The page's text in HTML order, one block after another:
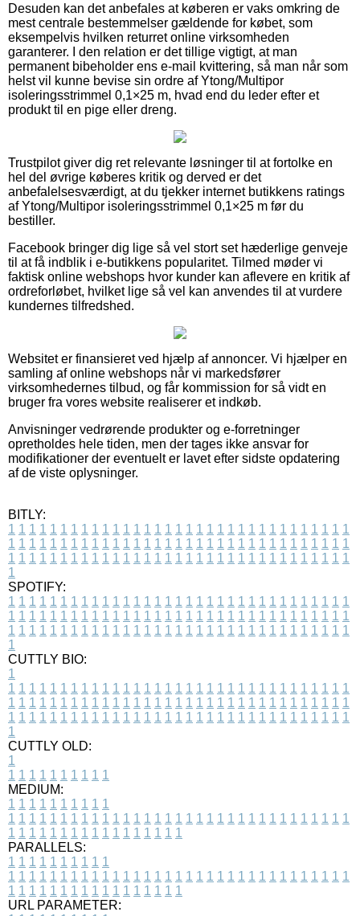
Desuden kan det anbefales at køberen er vaks omkring de
mest centrale bestemmelser gældende for købet, som
eksempelvis hvilken returret online virksomheden
garanterer. I den relation er det tillige vigtigt, at man
permanent bibeholder ens e-mail kvittering, så man når som
helst vil kunne bevise sin ordre af Ytong/Multipor
isoleringsstrimmel 0,1×25 m, hvad end du leder efter et
produkt til en pige eller dreng.
Trustpilot giver dig ret relevante løsninger til at fortolke en
hel del øvrige køberes kritik og derved er det
anbefalelsesværdigt, at du tjekker internet butikkens ratings
af Ytong/Multipor isoleringsstrimmel 0,1×25 m før du
bestiller.
Facebook bringer dig lige så vel stort set hæderlige genveje
til at få indblik i e-butikkens popularitet. Tilmed møder vi
faktisk online webshops hvor kunder kan aflevere en kritik af
ordreforløbet, hvilket lige så vel kan anvendes til at vurdere
kundernes tilfredshed.
Websitet er finansieret ved hjælp af annoncer. Vi hjælper en
samling af online webshops når vi markedsfører
virksomhedernes tilbud, og får kommission for så vidt en
bruger fra vores website realiserer et indkøb.
Anvisninger vedrørende produkter og e-forretninger
opretholdes hele tiden, men der tages ikke ansvar for
modifikationer der eventuelt er lavet efter sidste opdatering
af de viste oplysninger.
BITLY:
1 1 1 1 1 1 1 1 1 1 1 1 1 1 1 1 1 1 1 1 1 1 1 1 1 1 1 1 1 1 1 1 1
1 1 1 1 1 1 1 1 1 1 1 1 1 1 1 1 1 1 1 1 1 1 1 1 1 1 1 1 1 1 1 1 1
1 1 1 1 1 1 1 1 1 1 1 1 1 1 1 1 1 1 1 1 1 1 1 1 1 1 1 1 1 1 1 1 1
1
SPOTIFY:
1 1 1 1 1 1 1 1 1 1 1 1 1 1 1 1 1 1 1 1 1 1 1 1 1 1 1 1 1 1 1 1 1
1 1 1 1 1 1 1 1 1 1 1 1 1 1 1 1 1 1 1 1 1 1 1 1 1 1 1 1 1 1 1 1 1
1 1 1 1 1 1 1 1 1 1 1 1 1 1 1 1 1 1 1 1 1 1 1 1 1 1 1 1 1 1 1 1 1
1
CUTTLY BIO:
1
1 1 1 1 1 1 1 1 1 1 1 1 1 1 1 1 1 1 1 1 1 1 1 1 1 1 1 1 1 1 1 1 1
1 1 1 1 1 1 1 1 1 1 1 1 1 1 1 1 1 1 1 1 1 1 1 1 1 1 1 1 1 1 1 1 1
1 1 1 1 1 1 1 1 1 1 1 1 1 1 1 1 1 1 1 1 1 1 1 1 1 1 1 1 1 1 1 1 1
1
CUTTLY OLD:
1
1 1 1 1 1 1 1 1 1 1
MEDIUM:
1 1 1 1 1 1 1 1 1 1
1 1 1 1 1 1 1 1 1 1 1 1 1 1 1 1 1 1 1 1 1 1 1 1 1 1 1 1 1 1 1 1 1
1 1 1 1 1 1 1 1 1 1 1 1 1 1 1 1 1
PARALLELS:
1 1 1 1 1 1 1 1 1 1
1 1 1 1 1 1 1 1 1 1 1 1 1 1 1 1 1 1 1 1 1 1 1 1 1 1 1 1 1 1 1 1 1
1 1 1 1 1 1 1 1 1 1 1 1 1 1 1 1 1
URL PARAMETER: